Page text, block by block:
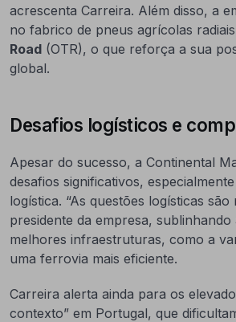
acrescenta Carreira. Além disso, a
no fabrico de pneus agrícolas
Road (OTR), o que reforça a sua
global.
Desafios logísticos e
Apesar do sucesso, a Continental
desafios significativos,
logística. “As questões logísticas são
presidente da empresa, sublinhando
melhores infraestruturas, como a
uma ferrovia mais eficiente.
Carreira alerta ainda para os
contexto” em Portugal, que